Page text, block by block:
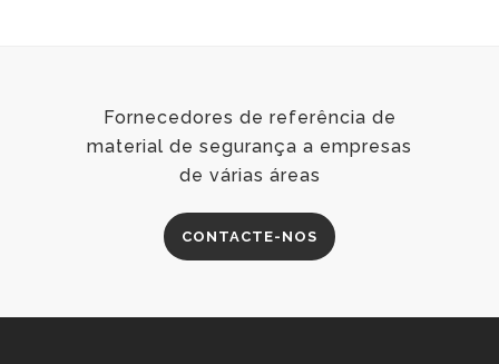
Fornecedores de referência de
material de segurança a empresas
de várias áreas
CONTACTE-NOS